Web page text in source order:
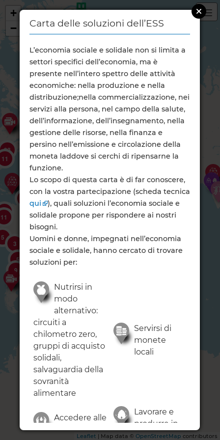
13
7
18
2
2
45
2
4
5
3
5
11
4
3
13
9
6
11
33
3
10
3
19
17
55
173
+
−
Leaflet | Map data © OpenStreetMap contributors
Carta delle soluzioni dell’ESS
L’economia sociale e solidale non si limita a
settori specifici dell’economia, ma è
presente nell’intero spettro delle attività
economiche: nella produzione e nella
distribuzione;nella commercializzazione, nei
servizi alla persona, nel campo della salute,
dell’informazione, dell’insegnamento, nella
gestione delle risorse, nella finanza e
persino nell’emissione e circolazione della
moneta laddove si cerchi di ripensarne la
funzione.
Lo scopo di questa carta è di far conoscere,
con la vostra partecipazione (scheda tecnica
qui
), quali soluzioni l’economia sociale e
solidale propone per rispondere ai nostri
bisogni.
Uomini e donne, impegnati nell’economia
sociale e solidale, hanno cercato di trovare
soluzioni per:
Nutrirsi in
modo
alternativo:
circuiti a
chilometro zero,
gruppi di acquisto
solidali,
salvaguardia della
sovranità
alimentare
Servirsi di
monete
locali
Accedere alle
risorse: terra,
Lavorare e
produrre in
modo